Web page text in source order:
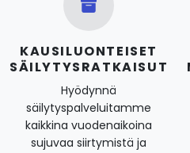
KAUSILUONTEISET
SÄILYTYSRATKAISUT
Hyödynnä
säilytyspalveluitamme
kaikkina vuodenaikoina
sujuvaa siirtymistä ja